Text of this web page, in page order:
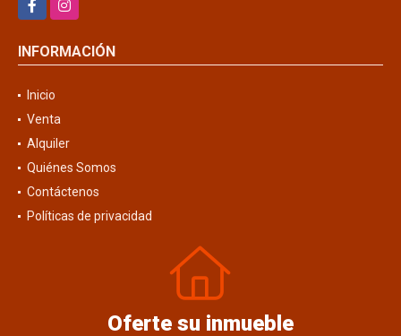
INFORMACIÓN
Inicio
Venta
Alquiler
Quiénes Somos
Contáctenos
Políticas de privacidad
Oferte su inmueble